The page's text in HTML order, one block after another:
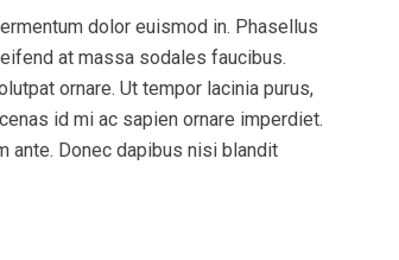
dolor euismod in. Phasellus
at massa sodales faucibus.
ornare. Ut tempor lacinia purus,
id mi ac sapien ornare imperdiet.
ante. Donec dapibus nisi blandit